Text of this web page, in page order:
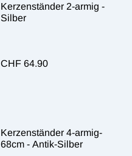
Kerzenständer 2-armig -
Silber
CHF 64.90
Kerzenständer 4-armig-
68cm - Antik-Silber